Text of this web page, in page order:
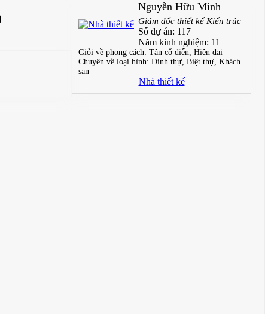
Nguyễn Hữu Minh
Giám đốc thiết kế Kiến trúc
Số dự án: 117
Năm kinh nghiệm: 11
Giỏi về phong cách: Tân cổ điển, Hiện đại
Chuyên về loại hình: Dinh thự, Biệt thự, Khách
sạn
Nhà thiết kế